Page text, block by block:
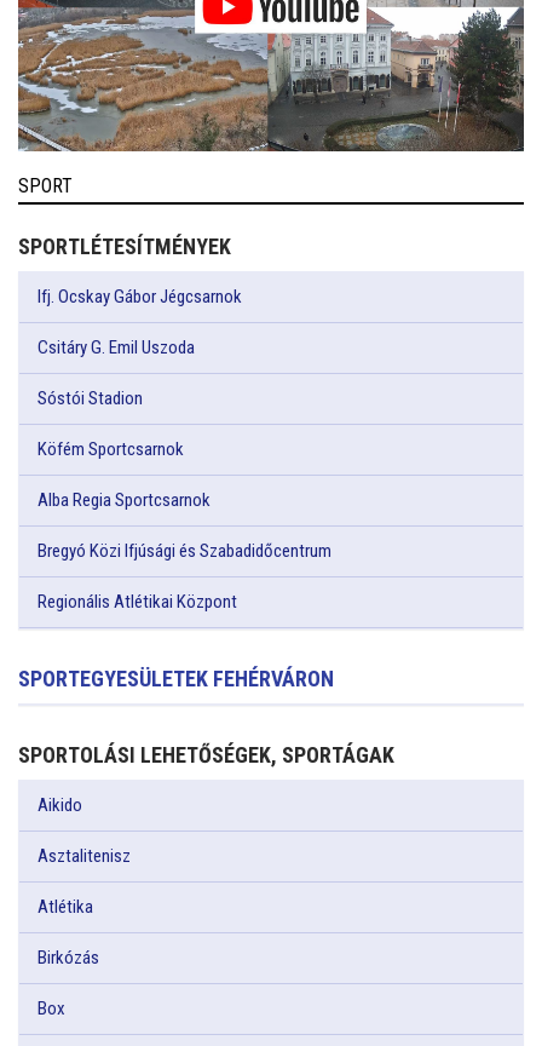
SPORT
SPORTLÉTESÍTMÉNYEK
Ifj. Ocskay Gábor Jégcsarnok
Csitáry G. Emil Uszoda
Sóstói Stadion
Köfém Sportcsarnok
Alba Regia Sportcsarnok
Bregyó Közi Ifjúsági és Szabadidőcentrum
Regionális Atlétikai Központ
SPORTEGYESÜLETEK FEHÉRVÁRON
SPORTOLÁSI LEHETŐSÉGEK, SPORTÁGAK
Aikido
Asztalitenisz
Atlétika
Birkózás
Box